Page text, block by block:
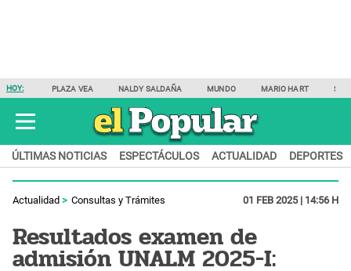
HOY: PLAZA VEA NALDY SALDAÑA MUNDO MARIO HART
ÚLTIMAS NOTICIAS ESPECTÁCULOS ACTUALIDAD DEPORTES
Actualidad Consultas y Trámites 01 FEB 2025 | 14:56 H
Resultados examen de
admisión UNALM 2025-I: